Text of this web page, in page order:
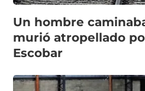
Un hombre
murió atropellado
Escobar